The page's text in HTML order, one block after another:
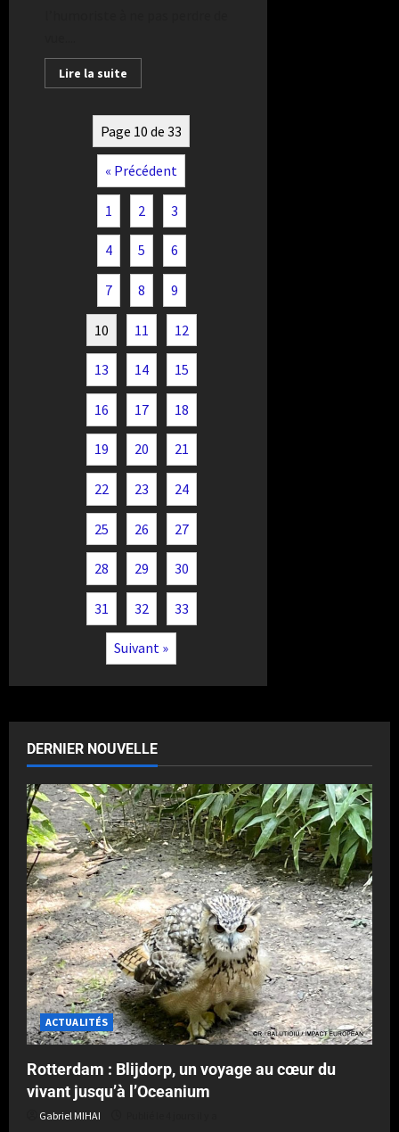
Lire la suite
Page 10 de 33
« Précédent
1 2 3
4 5 6
7 8 9
10 11 12
13 14 15
16 17 18
19 20 21
22 23 24
25 26 27
28 29 30
31 32 33
Suivant »
DERNIER NOUVELLE
ACTUALITÉS
Rotterdam : Blijdorp, un voyage au cœur du
vivant jusqu’à l’Oceanium
Gabriel MIHAI